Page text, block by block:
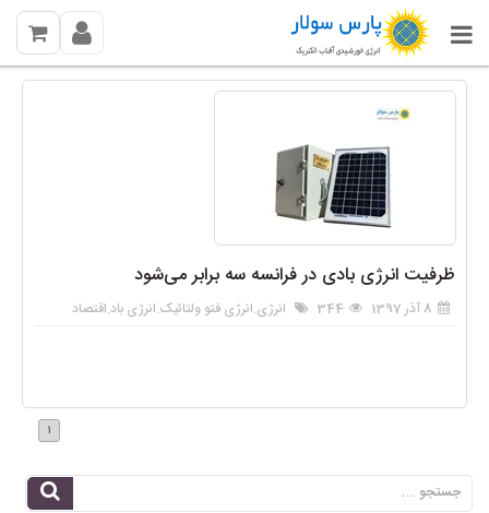
ظرفیت انرژی بادی در فرانسه سه برابر می‌شود
8 آذر 1397 344 انرژی.انرژی فتو ولتائیک.انرژی باد.اقتصاد
1